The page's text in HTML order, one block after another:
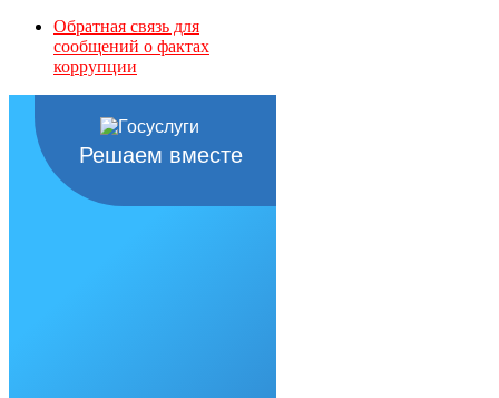
Обратная связь для
сообщений о фактах
коррупции
Решаем вместе